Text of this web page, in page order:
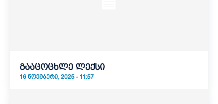
გააცოცხლე ლექსი
16 ᲜᲝᲔᲛᲑᲔᲠᲘ, 2025 - 11:57